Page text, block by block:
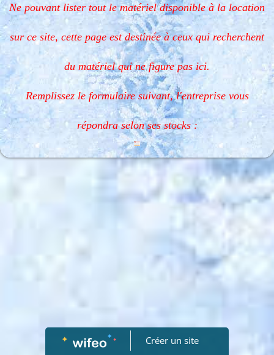
Ne pouvant lister tout le matériel disponible à la location
sur ce site, cette page est destinée à ceux qui recherchent
du matériel qui ne figure pas ici.
Remplissez le formulaire suivant, l'entreprise vous
répondra selon ses stocks :
Créer un site